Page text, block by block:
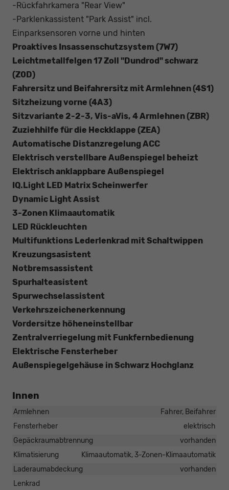
-Rückfahrkamera "Rear View"
-Parklenkassistent "Park Assist" incl.
Einparksensoren vorne und hinten
Proaktives Insassenschutzsystem (7W7)
Leichtmetallfelgen 17 Zoll "Dundrod" schwarz
(Z0D)
Fahrersitz und Beifahrersitz mit Armlehnen (4S1)
Sitzheizung vorne (4A3)
Sitzvariante 2-2-3, Vis-aVis, 4 Armlehnen (ZBR)
Zuziehhilfe für die Heckklappe (ZEA)
Automatische Distanzregelung ACC
Elektrisch verstellbare Außenspiegel beheizt
Elektrisch anklappbare Außenspiegel
IQ.Light LED Matrix Scheinwerfer
Dynamic Light Assist
3-Zonen Klimaautomatik
LED Rückleuchten
Multifunktions Lederlenkrad mit Schaltwippen
Kreuzungsasistent
Notbremsassistent
Spurhalteasistent
Spurwechselassistent
Verkehrszeichenerkennung
Vordersitze höheneinstellbar
Zentralverriegelung mit Funkfernbedienung
Elektrische Fensterheber
Außenspiegelgehäuse in Schwarz Hochglanz
Innen
Armlehnen
Fahrer, Beifahrer
Fensterheber
elektrisch
Gepäckraumabtrennung
vorhanden
Klimatisierung
Klimaautomatik, 3-Zonen-Klimaautomatik
Laderaumabdeckung
vorhanden
Lenkrad